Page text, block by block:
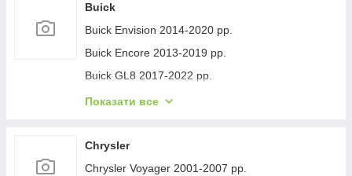
Buick
Buick Envision 2014-2020 рр.
Buick Encore 2013-2019 рр.
Buick GL8 2017-2022 рр.
Buick Lacrosse 2017-2023 рр.
Buick Verano 2016-2021 рр.
Buick Enclave 2007-2012 рр.
Показати все
Chrysler
Chrysler Voyager 2001-2007 рр.